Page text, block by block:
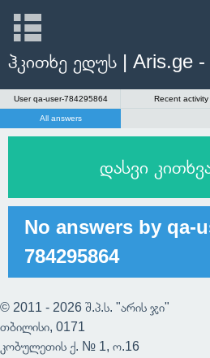
ჰკითხე ედუს | Aris.ge
User qa-user-784295864 Recent activity
All answers
დასვი
No answers by qa-
784295864
© 2011 - 2026 შ.პ.ს. "არის ჯი"
თბილისი, 0171
კობულეთის ქ. № 1, ო.16